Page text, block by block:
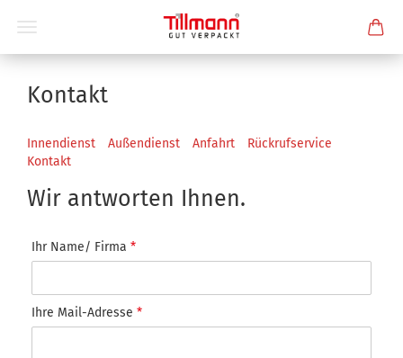
Kontakt
Innendienst Außendienst Anfahrt
Rückrufservice
Kontakt
Wir antworten Ihnen.
Ihr Name/ Firma *
Ihre Mail-Adresse *